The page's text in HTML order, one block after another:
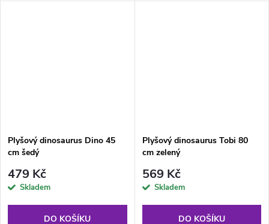
Plyšový dinosaurus Dino 45
cm šedý
479 Kč
Skladem
DO KOŠÍKU
Plyšový dinosaurus Tobi 80
cm zelený
569 Kč
Skladem
DO KOŠÍKU